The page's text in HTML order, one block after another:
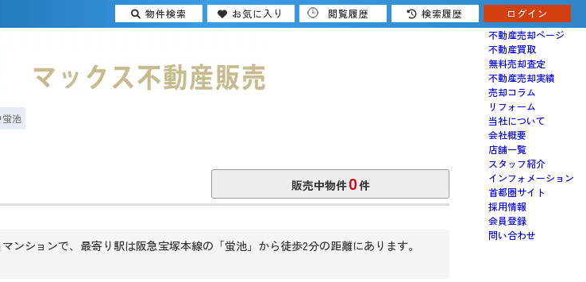
売りたい
不動産売却ページ
不動産買取
無料売却査定
不動産売却実績
売却コラム
リフォーム
当社について
会社概要
店舗一覧
スタッフ紹介
インフォメーション
首都圏サイト
採用情報
会員登録
問い合わせ
蛍池
販売中物件0件
ンションで、最寄り駅は阪急宝塚本線の「蛍池」から徒歩2分の距離にあります。
物件検索 お気に入り 閲覧履歴 検索履歴 ログイン